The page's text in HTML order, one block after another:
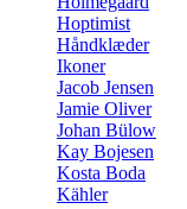
Hoptimist
Håndklæder
Ikoner
Jacob Jensen
Jamie Oliver
Johan Bülow
Kay Bojesen
Kosta Boda
Kähler